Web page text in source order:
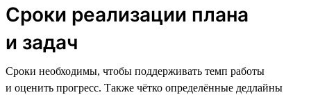
Сроки реализации плана
и задач
Сроки необходимы, чтобы поддерживать темп работы
и оценить прогресс. Также чётко определённые дедлайны